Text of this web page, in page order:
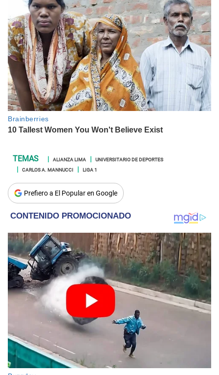
ALIANZA LIMA
UNIVERSITARIO DE DEPORTES
CARLOS A. MANNUCCI
LIGA 1
Prefiero a El Popular en Google